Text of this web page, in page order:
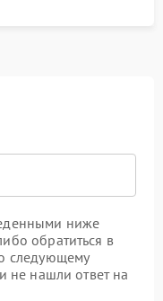
ниже
обратиться в
следующему
не нашли ответ на